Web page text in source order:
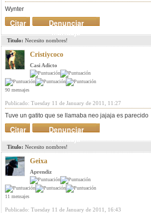
Wynter
Denunciar
mensaje
Citar
Titulo: Necesito nombres!
Cristiycoco
Casi Adicto
90 mensajes
Publicado: Tuesday 11 de January de 2011, 11:27
Tuve un gatito que se llamaba neo jajaja es parecido
Denunciar
mensaje
Citar
Titulo: Necesito nombres!
Geixa
Aprendiz
11 mensajes
Publicado: Tuesday 11 de January de 2011, 16:43